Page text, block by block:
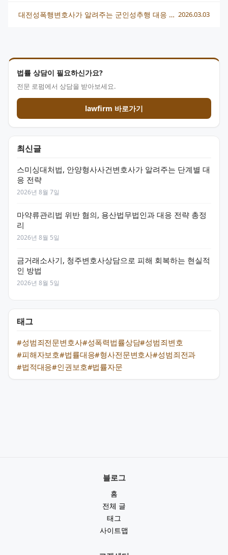
법률 상담이 필요하신가요?
전문 로펌에서 상담을 받아보세요.
lawfirm 바로가기
최신글
스미싱대처법, 안양형사사건변호사가 알려주는 단계별 대
응 전략
2026년 8월 7일
마약류관리법 위반 혐의, 용산법무법인과 대응 전략 총정
리
2026년 8월 5일
금거래소사기, 청주변호사상담으로 피해 회복하는 현실적
인 방법
2026년 8월 5일
태그
#성범죄전문변호사#성폭력법률상담#성범죄변호
#피해자보호#법률대응#형사전문변호사#성범죄전과
#법적대응#인권보호#법률자문
대전성폭행변호사가 알려주는 군인성추행 대응 핵심과 법적 전략 2026.03.03
블로그
홈
전체 글
태그
사이트맵